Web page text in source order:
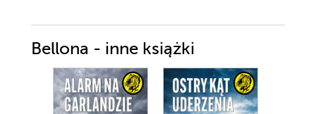
Bellona - inne książki